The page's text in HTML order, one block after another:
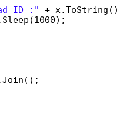
ID :" + x.ToString() +